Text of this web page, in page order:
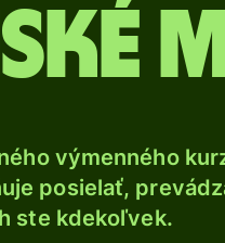
výmenného
posielať,
ste kdekoľvek.